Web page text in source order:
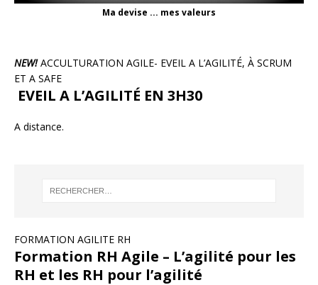
Ma devise ... mes valeurs
NEW!ACCULTURATION AGILE- EVEIL A L’AGILITÉ, À SCRUM
ET A SAFE
EVEIL A L’AGILITÉ EN 3H30
A distance.
FORMATION AGILITE RH
Formation RH Agile – L’agilité pour les
RH et les RH pour l’agilité